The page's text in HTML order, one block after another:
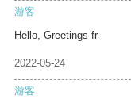
游客
Hello, Greetings fr
2022-05-24
游客